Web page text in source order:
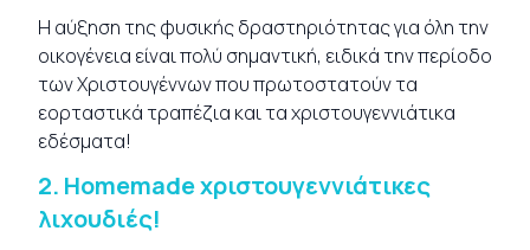
Η αύξηση της φυσικής δραστηριότητας για όλη την
οικογένεια είναι πολύ σημαντική, ειδικά την περίοδο
των Χριστουγέννων που πρωτοστατούν τα
εορταστικά τραπέζια και τα χριστουγεννιάτικα
εδέσματα!
2. Homemade χριστουγεννιάτικες
λιχουδιές!